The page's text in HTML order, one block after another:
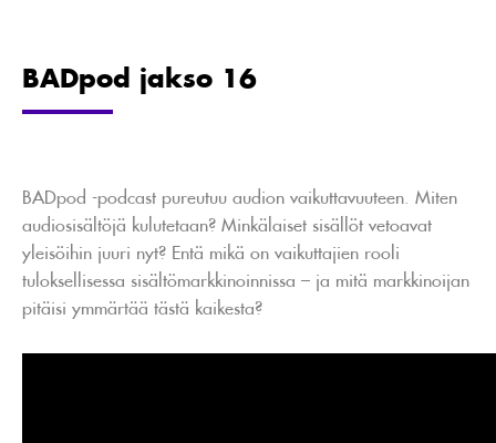
BADpod jakso 16
BADpod -podcast pureutuu audion vaikuttavuuteen. Miten
audiosisältöjä kulutetaan? Minkälaiset sisällöt vetoavat
yleisöihin juuri nyt? Entä mikä on vaikuttajien rooli
tuloksellisessa sisältömarkkinoinnissa – ja mitä markkinoijan
pitäisi ymmärtää tästä kaikesta?